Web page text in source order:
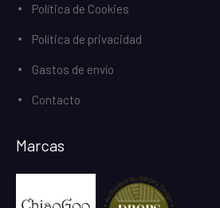
Política de Cookies
Política de privacidad
Gastos de envío
Contacto
Marcas